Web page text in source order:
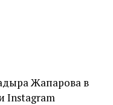
Жапарова в
Instagram